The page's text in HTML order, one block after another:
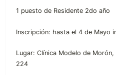
1 puesto de Residente 2do año
Inscripción: hasta el 4 de Mayo
Lugar: Clínica Modelo de
224